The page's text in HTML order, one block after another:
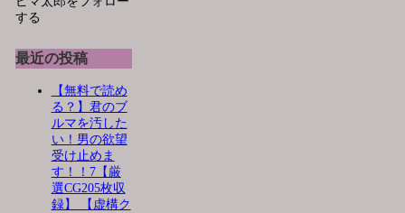
する
最近の投稿
【無料で読め
る？】君のブ
ルマを汚した
い！男の欲望
受け止めま
す！！7【厳
選CG205枚収
録】 【虚構ク